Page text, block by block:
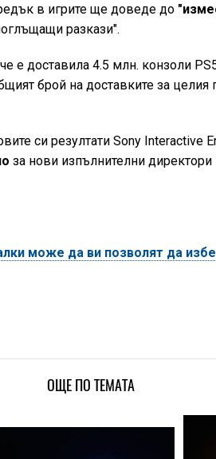
в игрите ще доведе до
разкази".
е доставила 4.5 млн. конзоли
брой на доставките за целия
си резултати Sony Interactive
за нови изпълнителни директори
може да ви позволят да
ОЩЕ ПО ТЕМАТА